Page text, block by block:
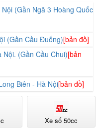
hoàn toàn, giúp người lái
số. Chỉ cần vặn tay ga là xe
đa. Động cơ được bảo hành
sự tin cậy từ phía nhà sản
hơn trong suốt quá trình di
(Gần Ngã 3 Hoàng Quốc
(Gần Cầu Đuống)[bản đồ]
(Gần Cầu Chui)[bản
Biên - Hà Nội[bản đồ]
Xe số 50cc